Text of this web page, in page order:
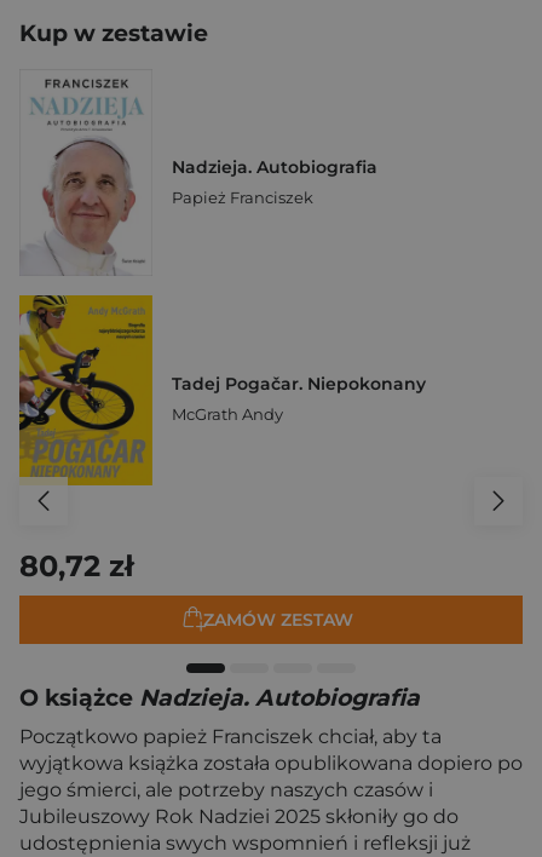
Kup w zestawie
Nadzieja. Autobiografia
Papież Franciszek
Tadej Pogačar. Niepokonany
McGrath Andy
80,72 zł
ZAMÓW ZESTAW
O książce Nadzieja. Autobiografia
Początkowo papież Franciszek chciał, aby ta
wyjątkowa książka została opublikowana dopiero po
jego śmierci, ale potrzeby naszych czasów i
Jubileuszowy Rok Nadziei 2025 skłoniły go do
udostępnienia swych wspomnień i refleksji już